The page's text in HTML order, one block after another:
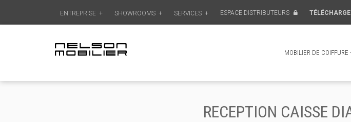
ENTREPRISE + SHOWROOMS + SERVICES + ESPACE DISTRIBUTEURS
MOBILIER DE COIFFURE
RECEPTION CAISSE